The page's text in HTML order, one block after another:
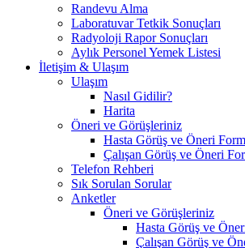
Randevu Alma
Laboratuvar Tetkik Sonuçları
Radyoloji Rapor Sonuçları
Aylık Personel Yemek Listesi
İletişim & Ulaşım
Ulaşım
Nasıl Gidilir?
Harita
Öneri ve Görüşleriniz
Hasta Görüş ve Öneri
Çalışan Görüş ve Öneri
Telefon Rehberi
Sık Sorulan Sorular
Anketler
Öneri ve Görüşleriniz
Hasta Görüş ve
Çalışan Görüş ve